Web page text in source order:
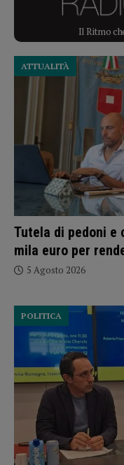
Il Ritmo
Tutela di pedoni
mila euro per
ATTUALITÀ
5 Agosto 2026
POLITICA